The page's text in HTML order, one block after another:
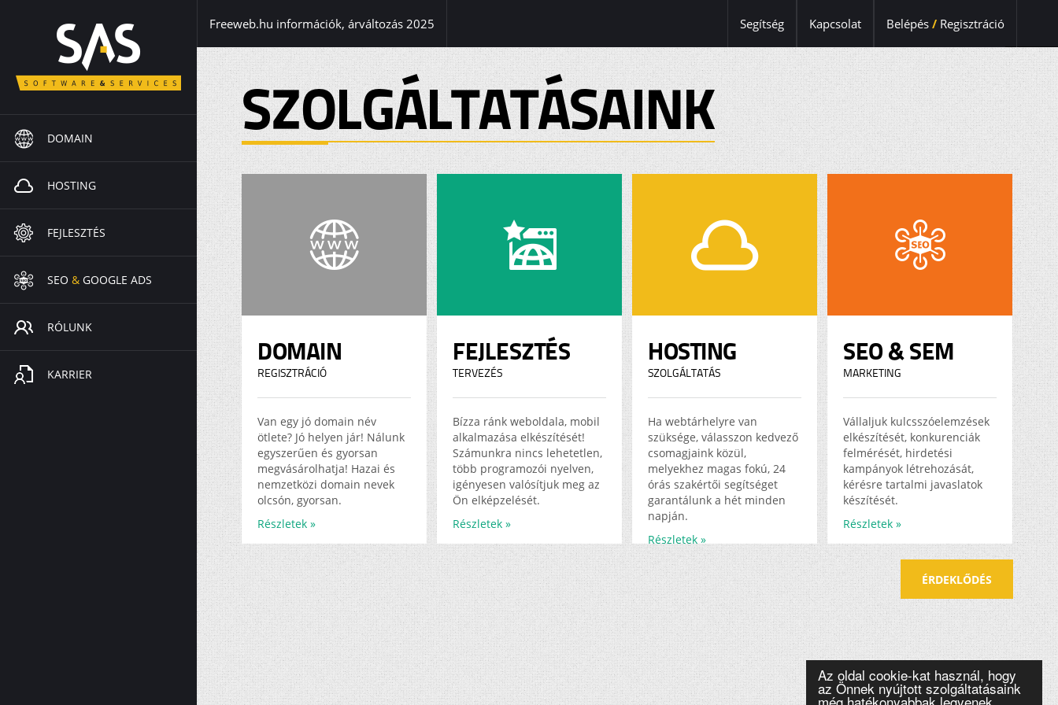
Az oldal cookie-kat használ, hogy
az Önnek nyújtott szolgáltatásaink
DOMAIN
HOSTING
FEJLESZTÉS
SEO & GOOGLE ADS
RÓLUNK
KARRIER
Freeweb.hu információk, árváltozás 2025 Segítség Kapcsolat Belépés /Regisztráció
SZOLGÁLTATÁSAINK
DOMAIN
REGISZTRÁCIÓ
Van egy jó domain név
ötlete? Jó helyen jár! Nálunk
egyszerűen és gyorsan
megvásárolhatja! Hazai és
nemzetközi domain nevek
olcsón, gyorsan.
Részletek »
FEJLESZTÉS
TERVEZÉS
Bízza ránk weboldala, mobil
alkalmazása elkészítését!
Számunkra nincs lehetetlen,
több programozói nyelven,
igényesen valósítjuk meg az
Ön elképzelését.
Részletek »
HOSTING
SZOLGÁLTATÁS
Ha webtárhelyre van
szüksége, válasszon kedvező
csomagjaink közül,
melyekhez magas fokú, 24
órás szakértői segítséget
garantálunk a hét minden
napján.
Részletek »
SEO & SEM
MARKETING
Vállaljuk kulcsszóelemzések
elkészítését, konkurenciák
felmérését, hirdetési
kampányok létrehozását,
kérésre tartalmi javaslatok
készítését.
Részletek »
ÉRDEKLŐDÉS